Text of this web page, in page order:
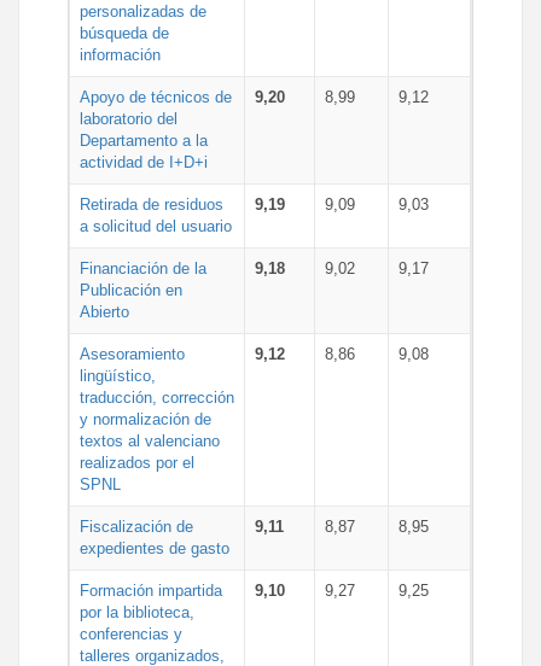
personalizadas de
búsqueda de
información
Apoyo de técnicos de
laboratorio del
Departamento a la
actividad de I+D+i
9,20 8,99 9,12
Retirada de residuos
a solicitud del usuario
9,19 9,09 9,03
Financiación de la
Publicación en
Abierto
9,18 9,02 9,17
Asesoramiento
lingüístico,
traducción, corrección
y normalización de
textos al valenciano
realizados por el
SPNL
9,12 8,86 9,08
Fiscalización de
expedientes de gasto
9,11 8,87 8,95
Formación impartida
por la biblioteca,
conferencias y
talleres organizados,
9,10 9,27 9,25